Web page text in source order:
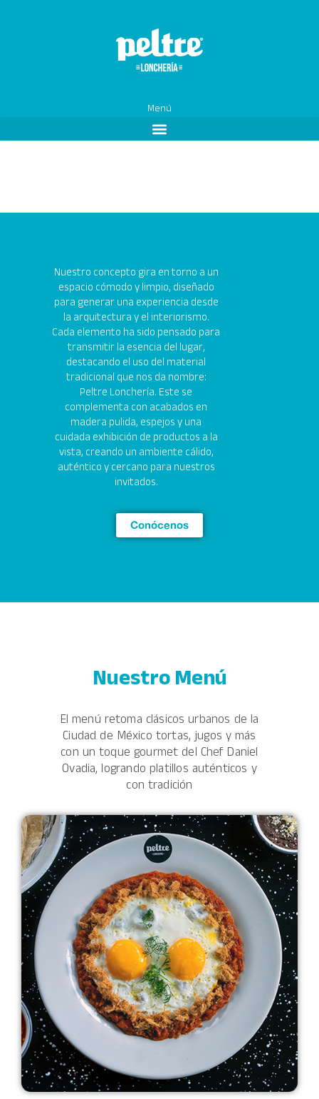
Menú
Nuestro concepto gira en torno a un
espacio cómodo y limpio, diseñado
para generar una experiencia desde
la arquitectura y el interiorismo.
Cada elemento ha sido pensado para
transmitir la esencia del lugar,
destacando el uso del material
tradicional que nos da nombre:
Peltre Lonchería. Este se
complementa con acabados en
madera pulida, espejos y una
cuidada exhibición de productos a la
vista, creando un ambiente cálido,
auténtico y cercano para nuestros
invitados.
Conócenos
Nuestro Menú
El menú retoma clásicos urbanos de la
Ciudad de México tortas, jugos y más
con un toque gourmetdel Chef Daniel
Ovadia, logrando platillos auténticos y
con tradición